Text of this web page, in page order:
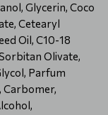
Glycerin, Coco
Cetearyl
Oil, C10-18
Olivate,
Parfum
Carbomer,